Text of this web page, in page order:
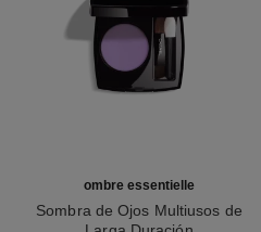
ombre essentielle
Sombra de Ojos Multiusos de